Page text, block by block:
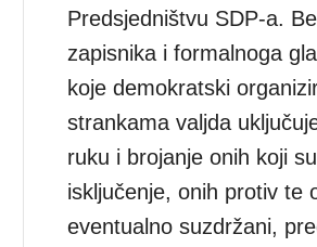
Predsjedništvu SDP-a.
zapisnika i formalnoga
koje demokratski
strankama valjda
ruku i brojanje onih koji
isključenje, onih protiv te
eventualno suzdržani,